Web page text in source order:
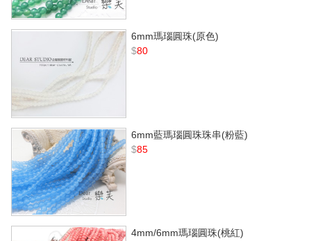
6mm瑪瑙圓珠(原色)
$80
6mm藍瑪瑙圓珠珠串(粉藍)
$85
4mm/6mm瑪瑙圓珠(桃紅)